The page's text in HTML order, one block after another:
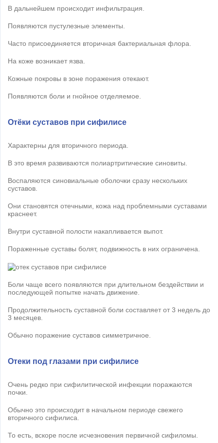
В дальнейшем происходит инфильтрация.
Появляются пустулезные элементы.
Часто присоединяется вторичная бактериальная флора.
На коже возникает язва.
Кожные покровы в зоне поражения отекают.
Появляются боли и гнойное отделяемое.
Отёки суставов при сифилисе
Характерны для вторичного периода.
В это время развиваются полиартритические синовиты.
Воспаляются синовиальные оболочки сразу нескольких
суставов.
Они становятся отечными, кожа над проблемными суставами
краснеет.
Внутри суставной полости накапливается выпот.
Пораженные суставы болят, подвижность в них ограничена.
Боли чаще всего появляются при длительном бездействии и
последующей попытке начать движение.
Продолжительность суставной боли составляет от 3 недель до
3 месяцев.
Обычно поражение суставов симметричное.
Отеки под глазами при сифилисе
Очень редко при сифилитической инфекции поражаются
почки.
Обычно это происходит в начальном периоде свежего
вторичного сифилиса.
То есть, вскоре после исчезновения первичной сифиломы.